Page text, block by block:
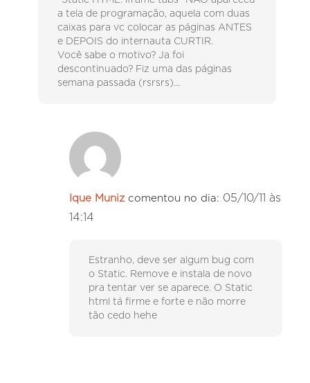
a tela de programação, aquela com duas
caixas para vc colocar as páginas ANTES
e DEPOIS do internauta CURTIR.
Você sabe o motivo? Ja foi
descontinuado? Fiz uma das páginas
semana passada (rsrsrs)…
Ique Muniz comentou no dia: 05/10/11 às
14:14
Estranho, deve ser algum bug com
o Static. Remove e instala de novo
pra tentar ver se aparece. O Static
html tá firme e forte e não morre
tão cedo hehe